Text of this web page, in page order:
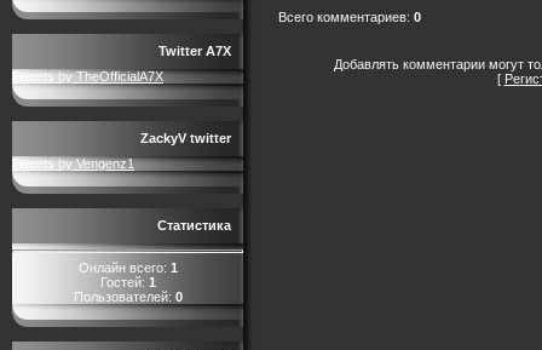
Twitter A7X
Tweets by TheOfficialA7X
ZackyV twitter
Tweets by Vengenz1
Статистика
Онлайн всего: 1
Гостей: 1
Пользователей: 0
Всего комментариев: 0
Добавлять комментарии могут
[